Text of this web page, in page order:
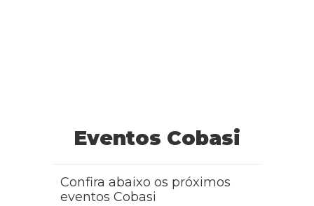
Eventos Cobasi
Confira abaixo os próximos
eventos Cobasi